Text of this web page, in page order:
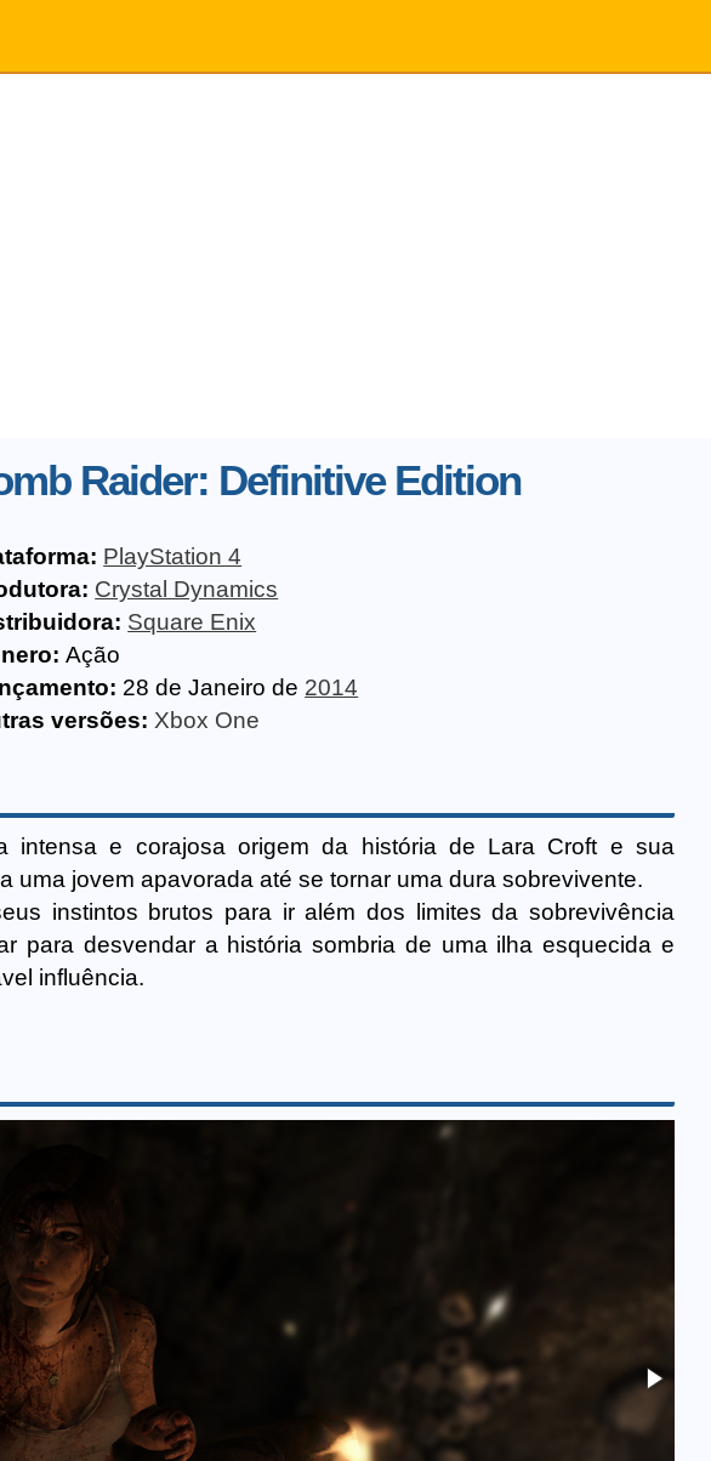
Raider: Definitive Edition
PlayStation 4
Crystal Dynamics
Square Enix
Ação
28 de Janeiro de 2014
versões: Xbox One
intensa e corajosa origem da história de Lara Croft e sua
uma jovem apavorada até se tornar uma dura sobrevivente.
instintos brutos para ir além dos limites da sobrevivência
para desvendar a história sombria de uma ilha esquecida e
influência.